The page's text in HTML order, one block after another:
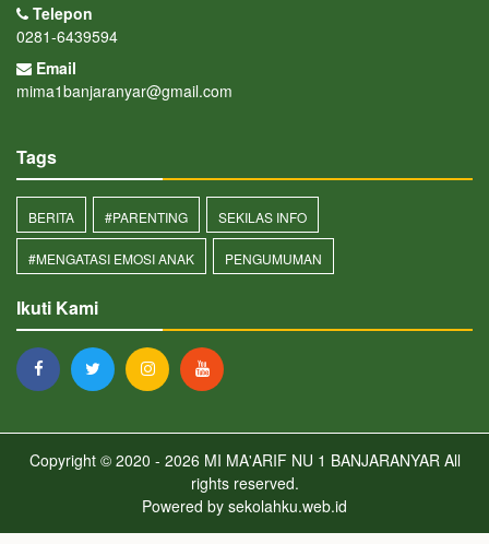
Telepon
0281-6439594
Email
mima1banjaranyar@gmail.com
Tags
BERITA #PARENTING SEKILAS INFO
#MENGATASI EMOSI ANAK PENGUMUMAN
Ikuti Kami
Copyright © 2020 - 2026 MI MA'ARIF NU 1 BANJARANYAR All
rights reserved.
Powered by sekolahku.web.id